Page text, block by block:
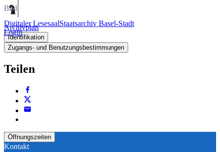
Digitaler LesesaalStaatsarchiv Basel-Stadt
Login
Bild
Archivplan
Identifikation
Zugangs- und Benutzungsbestimmungen
Teilen
Öffnungszeiten
Kontakt